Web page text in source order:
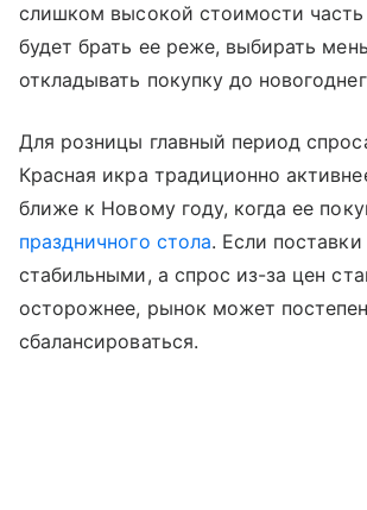
слишком высокой стоимости часть
будет брать ее реже, выбирать
откладывать покупку до
Для розницы главный период
Красная икра традиционно
ближе к Новому году, когда ее
праздничного стола. Если поставки
стабильными, а спрос из-за цен
осторожнее, рынок может
сбалансироваться.